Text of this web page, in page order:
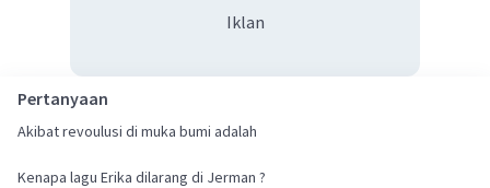
Iklan
Pertanyaan
Akibat revoulusi di muka bumi adalah
Kenapa lagu Erika dilarang di Jerman ?